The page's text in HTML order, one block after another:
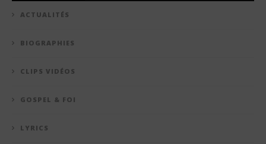
ACTUALITÉS
BIOGRAPHIES
CLIPS VIDÉOS
GOSPEL & FOI
LYRICS